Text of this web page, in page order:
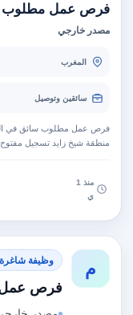
فرص عمل مطلوب
مصدر خارجي
المغرب
سائقين وتوصيل
فرص عمل مطلوب سائق في
منطقة شيخ زايد تسجيل
منذ 1
ي
م وظيفة شاغرة
فرص عمل